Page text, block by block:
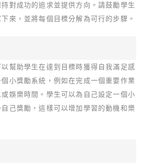
對成功的追求並提供方向。請鼓勵學生
來，並將每個目標分解為可行的步驟。
幫助學生在達到目標時獲得自我滿足感
小獎勵系統，例如在完成一個重要作業
娛樂時間。學生可以為自己設定一個小
己獎勵，這樣可以增加學習的動機和樂